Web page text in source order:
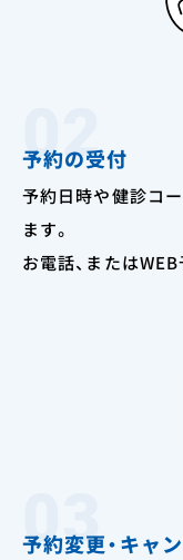
02
予約の受付
予約日時や健診コ
ます。
お電話、または
03
予約変更・キャ